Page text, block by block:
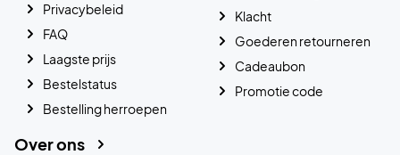
Privacybeleid
FAQ
Laagste prijs
Bestelstatus
Bestelling herroepen
Klacht
Goederen retourneren
Cadeaubon
Promotie code
Over ons